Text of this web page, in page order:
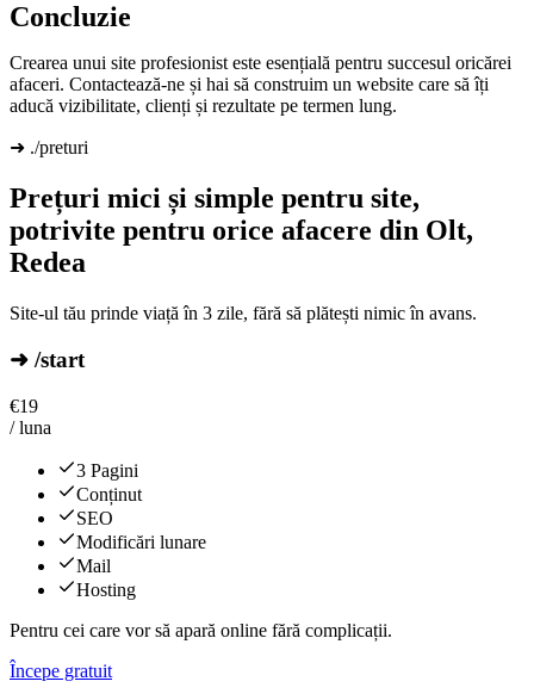
Concluzie
Crearea unui site profesionist este esențială pentru succesul oricărei
afaceri. Contactează-ne și hai să construim un website care să îți
aducă vizibilitate, clienți și rezultate pe termen lung.
➜ ./preturi
Prețuri mici și simple pentru site,
potrivite pentru orice afacere din Olt,
Redea
Site-ul tău prinde viață în 3 zile, fără să plătești nimic în avans.
➜ /start
€19
/ luna
3 Pagini
Conținut
SEO
Modificări lunare
Mail
Hosting
Pentru cei care vor să apară online fără complicații.
Începe gratuit